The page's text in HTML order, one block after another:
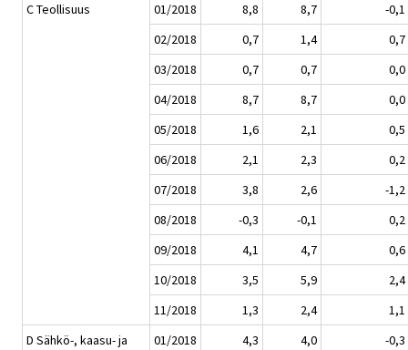
C Teollisuus
01/2018 8,8 8,7
-0,1
02/2018
0,7 1,4
0,7
03/2018
0,7 0,7
0,0
04/2018
8,7 8,7
0,0
05/2018
1,6 2,1
0,5
06/2018
2,1 2,3
0,2
07/2018
3,8 2,6
-1,2
08/2018
-0,3 -0,1
0,2
09/2018
4,1 4,7
0,6
10/2018
3,5 5,9
2,4
11/2018
1,3 2,4
1,1
D Sähkö-, kaasu- ja
01/2018 4,3 4,0
-0,3